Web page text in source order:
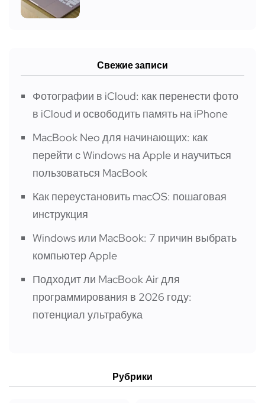
Свежие записи
Фотографии в iCloud: как перенести фото
в iCloud и освободить память на iPhone
MacBook Neo для начинающих: как
перейти с Windows на Apple и научиться
пользоваться MacBook
Как переустановить macOS: пошаговая
инструкция
Windows или MacBook: 7 причин выбрать
компьютер Apple
Подходит ли MacBook Air для
программирования в 2026 году:
потенциал ультрабука
Рубрики